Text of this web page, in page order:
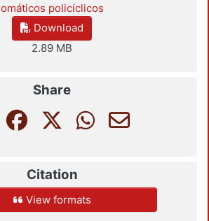
omáticos policíclicos
Download
2.89 MB
Share
Citation
View formats